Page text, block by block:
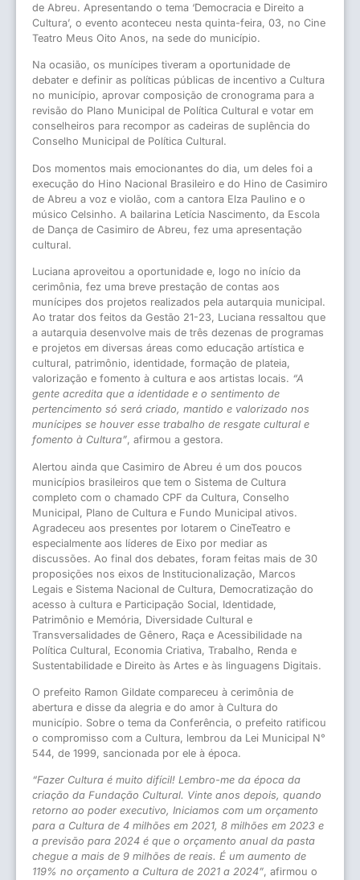
de Abreu. Apresentando o tema ‘Democracia e Direito a
Cultura’, o evento aconteceu nesta quinta-feira, 03, no Cine
Teatro Meus Oito Anos, na sede do município.
Na ocasião, os munícipes tiveram a oportunidade de
debater e definir as políticas públicas de incentivo a Cultura
no município, aprovar composição de cronograma para a
revisão do Plano Municipal de Política Cultural e votar em
conselheiros para recompor as cadeiras de suplência do
Conselho Municipal de Política Cultural.
Dos momentos mais emocionantes do dia, um deles foi a
execução do Hino Nacional Brasileiro e do Hino de Casimiro
de Abreu a voz e violão, com a cantora Elza Paulino e o
músico Celsinho. A bailarina Letícia Nascimento, da Escola
de Dança de Casimiro de Abreu, fez uma apresentação
cultural.
Luciana aproveitou a oportunidade e, logo no início da
cerimônia, fez uma breve prestação de contas aos
munícipes dos projetos realizados pela autarquia municipal.
Ao tratar dos feitos da Gestão 21-23, Luciana ressaltou que
a autarquia desenvolve mais de três dezenas de programas
e projetos em diversas áreas como educação artística e
cultural, patrimônio, identidade, formação de plateia,
valorização e fomento à cultura e aos artistas locais. “A
gente acredita que a identidade e o sentimento de
pertencimento só será criado, mantido e valorizado nos
munícipes se houver esse trabalho de resgate cultural e
fomento à Cultura”, afirmou a gestora.
Alertou ainda que Casimiro de Abreu é um dos poucos
municípios brasileiros que tem o Sistema de Cultura
completo com o chamado CPF da Cultura, Conselho
Municipal, Plano de Cultura e Fundo Municipal ativos.
Agradeceu aos presentes por lotarem o CineTeatro e
especialmente aos líderes de Eixo por mediar as
discussões. Ao final dos debates, foram feitas mais de 30
proposições nos eixos de Institucionalização, Marcos
Legais e Sistema Nacional de Cultura, Democratização do
acesso à cultura e Participação Social, Identidade,
Patrimônio e Memória, Diversidade Cultural e
Transversalidades de Gênero, Raça e Acessibilidade na
Política Cultural, Economia Criativa, Trabalho, Renda e
Sustentabilidade e Direito às Artes e às linguagens Digitais.
O prefeito Ramon Gildate compareceu à cerimônia de
abertura e disse da alegria e do amor à Cultura do
município. Sobre o tema da Conferência, o prefeito ratificou
o compromisso com a Cultura, lembrou da Lei Municipal N°
544, de 1999, sancionada por ele à época.
“Fazer Cultura é muito difícil! Lembro-me da época da
criação da Fundação Cultural. Vinte anos depois, quando
retorno ao poder executivo, Iniciamos com um orçamento
para a Cultura de 4 milhões em 2021, 8 milhões em 2023 e
a previsão para 2024 é que o orçamento anual da pasta
chegue a mais de 9 milhões de reais. É um aumento de
119% no orçamento a Cultura de 2021 a 2024”, afirmou o